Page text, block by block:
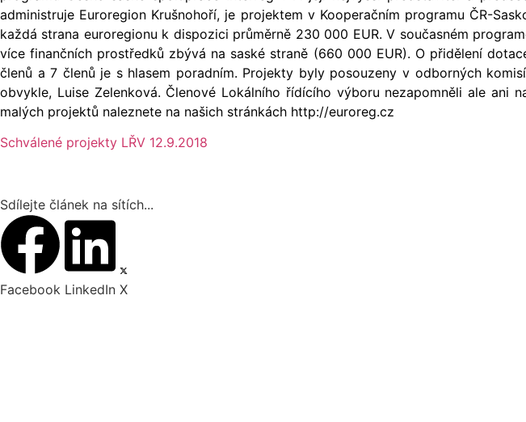
administruje Euroregion Krušnohoří, je projektem v Kooperačním programu ČR-
každá strana euroregionu k dispozici průměrně 230 000 EUR. V současném
více finančních prostředků zbývá na saské straně (660 000 EUR). O přidělení
členů a 7 členů je s hlasem poradním. Projekty byly posouzeny v odborných
obvykle, Luise Zelenková. Členové Lokálního řídícího výboru nezapomněli ale ani
malých projektů naleznete na našich stránkách http://euroreg.cz
Schválené projekty LŘV 12.9.2018
Sdílejte článek na sítích...
Facebook LinkedIn X